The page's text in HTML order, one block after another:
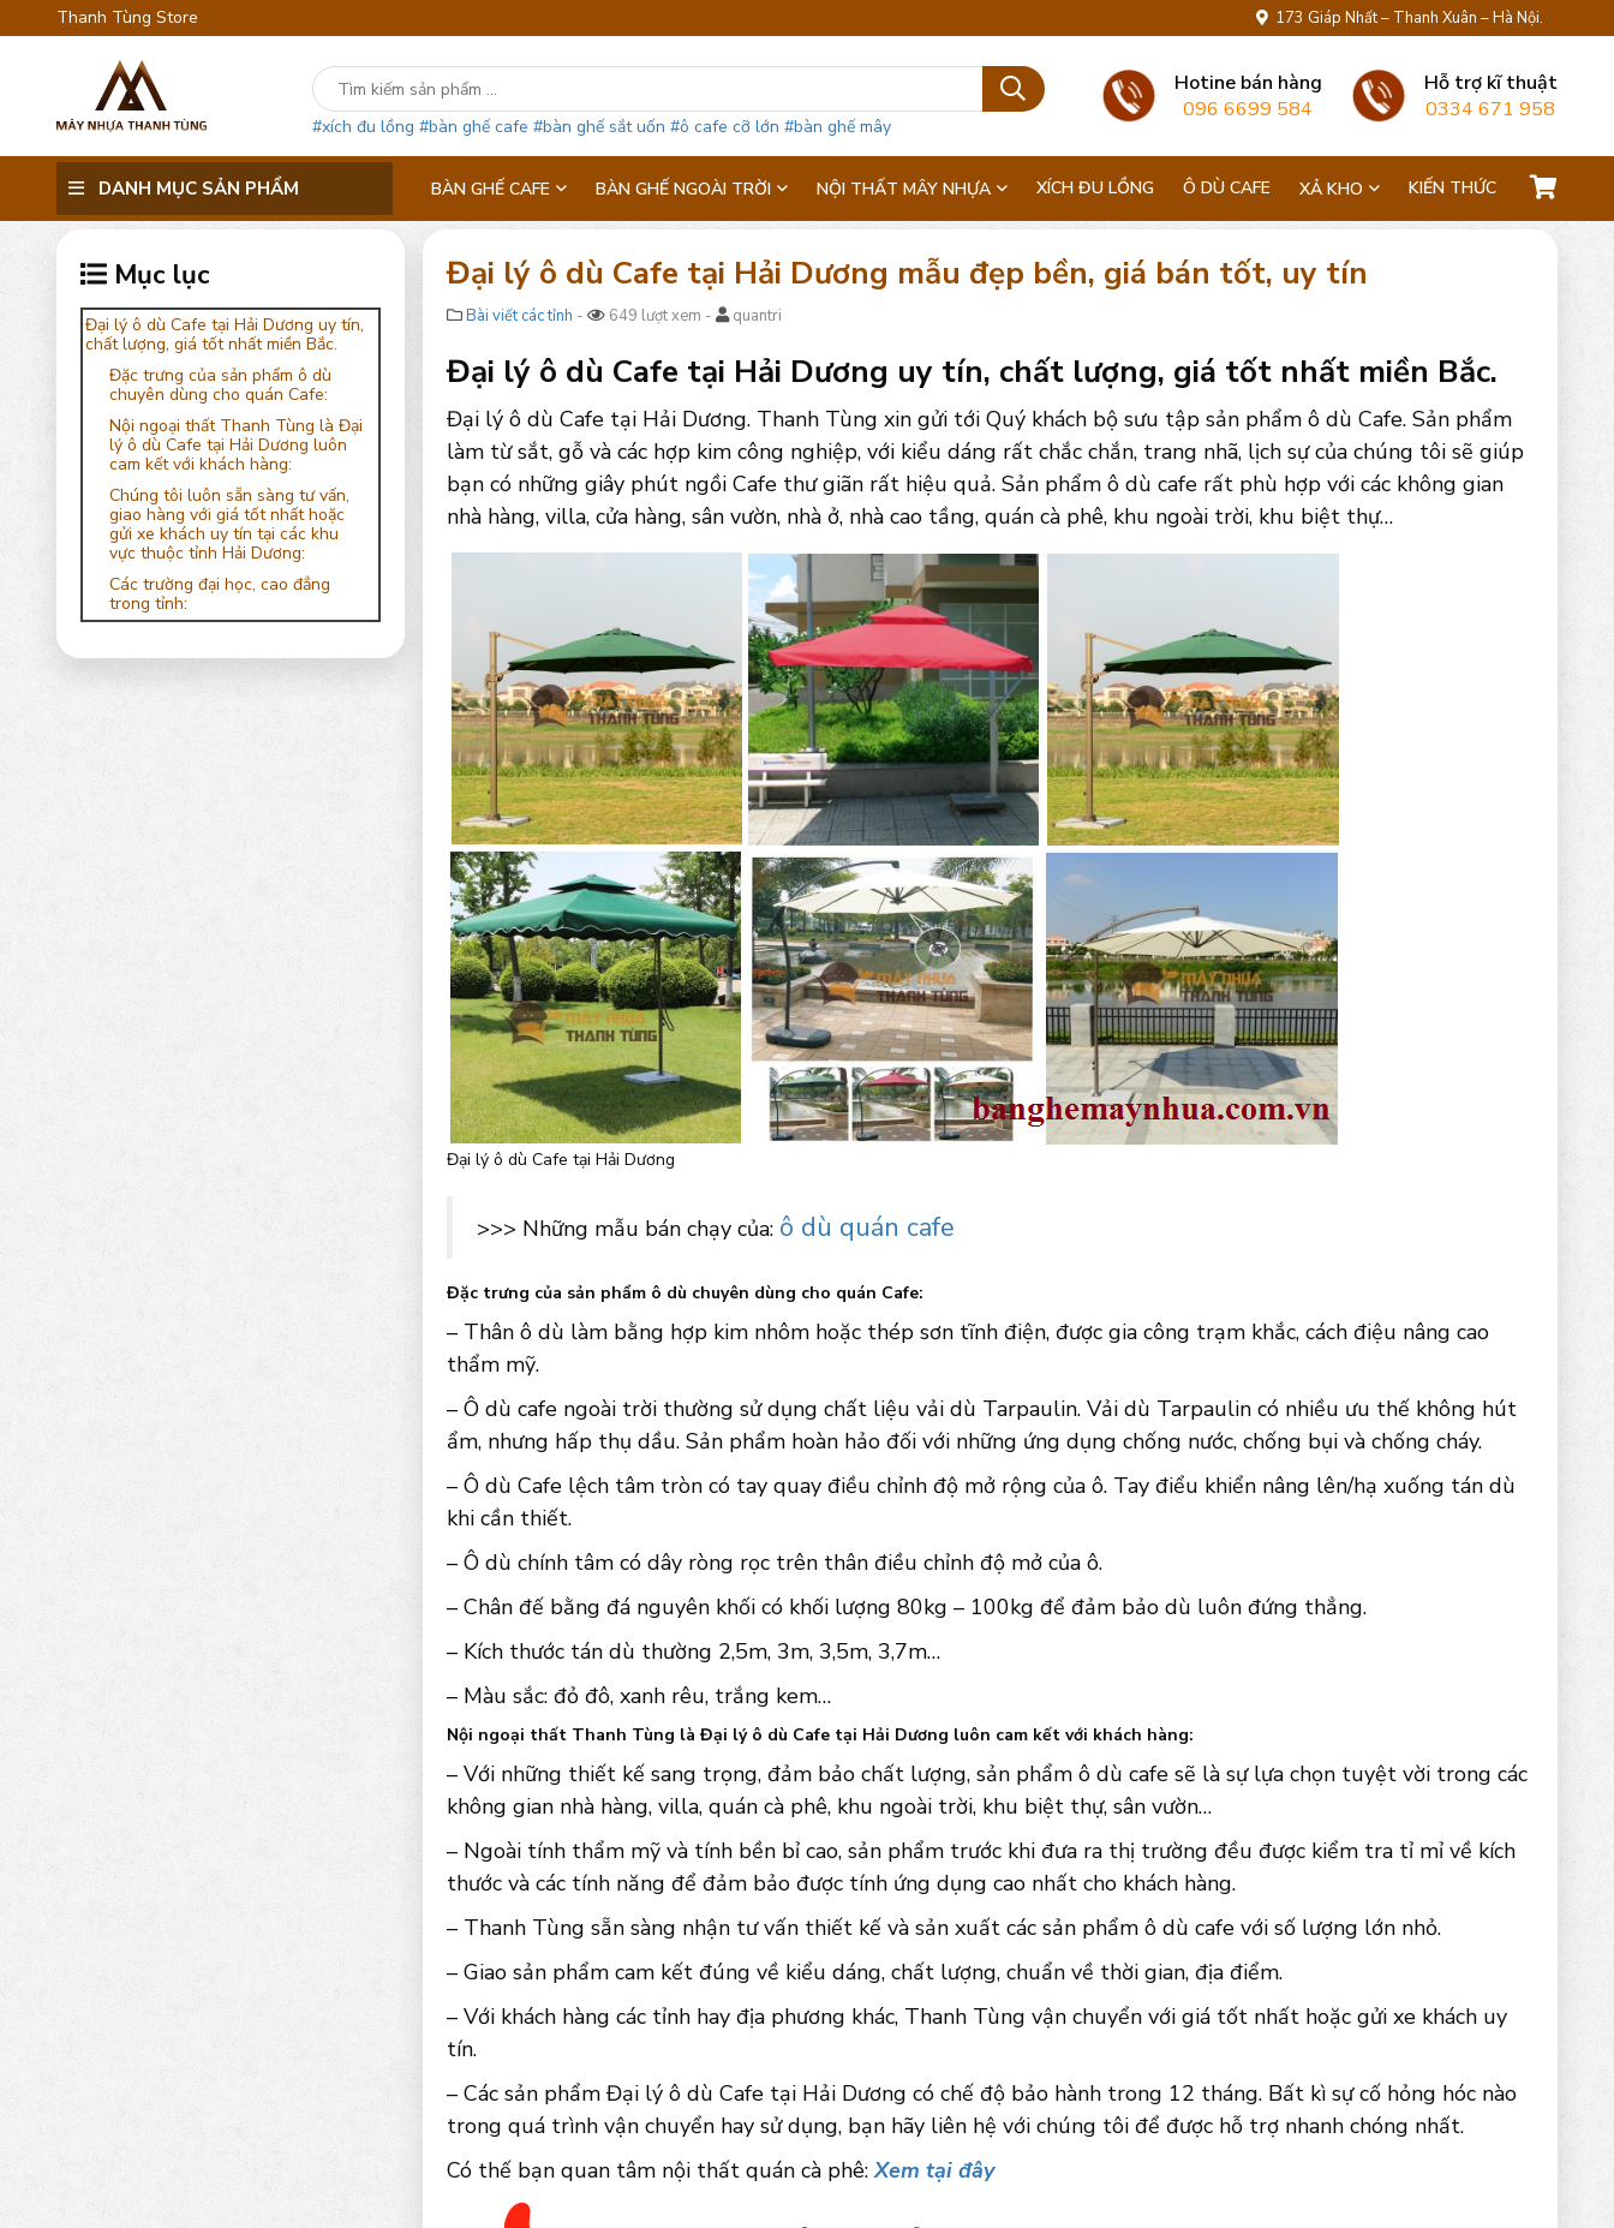
Thanh Tùng Store 173 Giáp Nhất – Thanh Xuân – Hà Nội.
#xích đu lồng #bàn ghế cafe #bàn ghế sắt uốn #ô cafe cỡ lớn #bàn ghế mây
Hotine bán hàng
096 6699 584
Hỗ trợ kĩ thuật
0334 671 958
DANH MỤC SẢN PHẨM BÀN GHẾ CAFE BÀN GHẾ NGOÀI TRỜI NỘI THẤT MÂY NHỰA XÍCH ĐU LỒNG Ô DÙ CAFE XẢ KHO KIẾN THỨC
Mục lục
Đại lý ô dù Cafe tại Hải Dương uy tín,
chất lượng, giá tốt nhất miền Bắc.
Đặc trưng của sản phẩm ô dù
chuyên dùng cho quán Cafe:
Nội ngoại thất Thanh Tùng là Đại
lý ô dù Cafe tại Hải Dương luôn
cam kết với khách hàng:
Chúng tôi luôn sẵn sàng tư vấn,
giao hàng với giá tốt nhất hoặc
gửi xe khách uy tín tại các khu
vực thuộc tỉnh Hải Dương:
Các trường đại học, cao đẳng
trong tỉnh:
Đại lý ô dù Cafe tại Hải Dương mẫu đẹp bền, giá bán tốt, uy tín
Bài viết các tỉnh - 649 lượt xem - quantri
Đại lý ô dù Cafe tại Hải Dương uy tín, chất lượng, giá tốt nhất miền Bắc.
Đại lý ô dù Cafe tại Hải Dương. Thanh Tùng xin gửi tới Quý khách bộ sưu tập sản phẩm ô dù Cafe. Sản phẩm
làm từ sắt, gỗ và các hợp kim công nghiệp, với kiểu dáng rất chắc chắn, trang nhã, lịch sự của chúng tôi sẽ giúp
bạn có những giây phút ngồi Cafe thư giãn rất hiệu quả. Sản phẩm ô dù cafe rất phù hợp với các không gian
nhà hàng, villa, cửa hàng, sân vườn, nhà ở, nhà cao tầng, quán cà phê, khu ngoài trời, khu biệt thự…
Đại lý ô dù Cafe tại Hải Dương
>>> Những mẫu bán chạy của: ô dù quán cafe
Đặc trưng của sản phẩm ô dù chuyên dùng cho quán Cafe:
– Thân ô dù làm bằng hợp kim nhôm hoặc thép sơn tĩnh điện, được gia công trạm khắc, cách điệu nâng cao
thẩm mỹ.
– Ô dù cafe ngoài trời thường sử dụng chất liệu vải dù Tarpaulin. Vải dù Tarpaulin có nhiều ưu thế không hút
ẩm, nhưng hấp thụ dầu. Sản phẩm hoàn hảo đối với những ứng dụng chống nước, chống bụi và chống cháy.
– Ô dù Cafe lệch tâm tròn có tay quay điều chỉnh độ mở rộng của ô. Tay điểu khiển nâng lên/hạ xuống tán dù
khi cần thiết.
– Ô dù chính tâm có dây ròng rọc trên thân điều chỉnh độ mở của ô.
– Chân đế bằng đá nguyên khối có khối lượng 80kg – 100kg để đảm bảo dù luôn đứng thẳng.
– Kích thước tán dù thường 2,5m, 3m, 3,5m, 3,7m…
– Màu sắc: đỏ đô, xanh rêu, trắng kem…
Nội ngoại thất Thanh Tùng là Đại lý ô dù Cafe tại Hải Dương luôn cam kết với khách hàng:
– Với những thiết kế sang trọng, đảm bảo chất lượng, sản phẩm ô dù cafe sẽ là sự lựa chọn tuyệt vời trong các
không gian nhà hàng, villa, quán cà phê, khu ngoài trời, khu biệt thự, sân vườn…
– Ngoài tính thẩm mỹ và tính bền bỉ cao, sản phẩm trước khi đưa ra thị trường đều được kiểm tra tỉ mỉ về kích
thước và các tính năng để đảm bảo được tính ứng dụng cao nhất cho khách hàng.
– Thanh Tùng sẵn sàng nhận tư vấn thiết kế và sản xuất các sản phẩm ô dù cafe với số lượng lớn nhỏ.
– Giao sản phẩm cam kết đúng về kiểu dáng, chất lượng, chuẩn về thời gian, địa điểm.
– Với khách hàng các tỉnh hay địa phương khác, Thanh Tùng vận chuyển với giá tốt nhất hoặc gửi xe khách uy
tín.
– Các sản phẩm Đại lý ô dù Cafe tại Hải Dương có chế độ bảo hành trong 12 tháng. Bất kì sự cố hỏng hóc nào
trong quá trình vận chuyển hay sử dụng, bạn hãy liên hệ với chúng tôi để được hỗ trợ nhanh chóng nhất.
Có thế bạn quan tâm nội thất quán cà phê:Xem tại đây